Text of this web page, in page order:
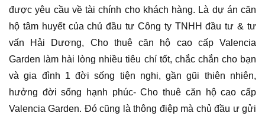
được yêu cầu về tài chính cho khách hàng. Là dự án căn
hộ tâm huyết của chủ đầu tư Công ty TNHH đầu tư & tư
vấn Hải Dương, Cho thuê căn hộ cao cấp Valencia
Garden làm hài lòng nhiều tiêu chí tốt, chắc chắn cho bạn
và gia đình 1 đời sống tiện nghi, gần gũi thiên nhiên,
hưởng đời sống hạnh phúc- Cho thuê căn hộ cao cấp
Valencia Garden. Đó cũng là thông điệp mà chủ đầu ư gửi